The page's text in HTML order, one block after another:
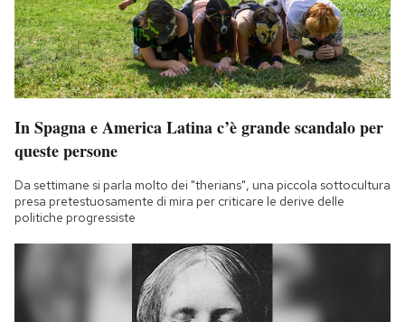
In Spagna e America Latina c’è grande scandalo per
queste persone
Da settimane si parla molto dei "therians", una piccola sottocultura
presa pretestuosamente di mira per criticare le derive delle
politiche progressiste